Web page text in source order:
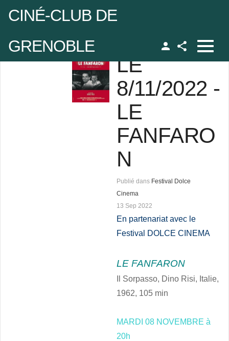
CINÉ-CLUB DE
GRENOBLE
Facebook LE
8/11/2022 -
LE
FANFARO
N
Publié dans Festival Dolce
Cinema
13 Sep 2022
En partenariat avec le
Festival
DOLCE CINEMA
LE FANFARON
Il Sorpasso, Dino Risi, Italie,
1962, 105 min
MARDI 08 NOVEMBRE à
20h